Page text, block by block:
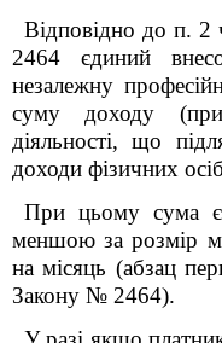
Відповідно до п.
2464
єдиний
незалежну
суму доходу
діяльності, що
доходи фізичних
При цьому сума
меншою за розмір
на місяць (абзац
Закону № 2464).